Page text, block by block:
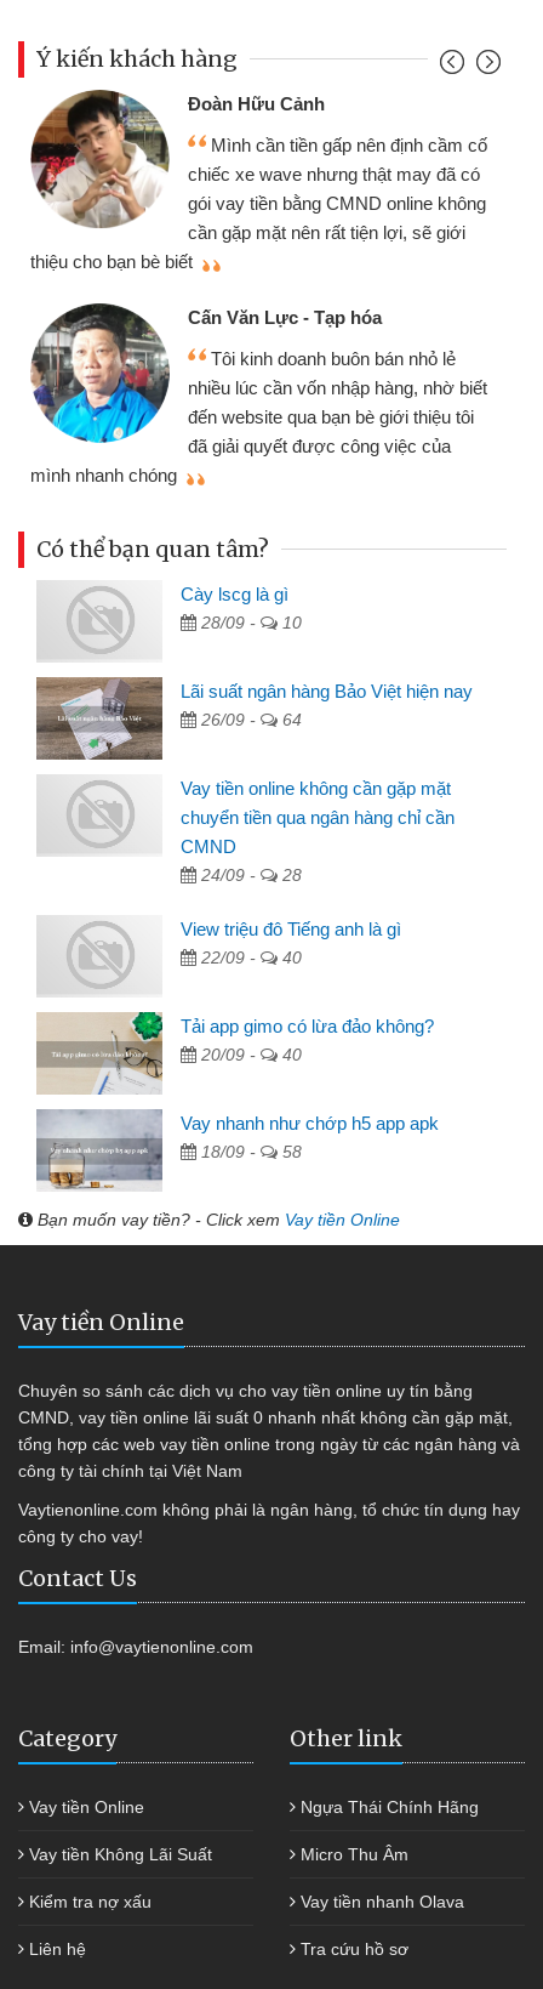
Ý kiến khách hàng
Đoàn Hữu Cảnh
Mình cần tiền gấp nên định cầm cố
chiếc xe wave nhưng thật may đã có
gói vay tiền bằng CMND online không
cần gặp mặt nên rất tiện lợi, sẽ giới
thiệu cho bạn bè biết
Cấn Văn Lực - Tạp hóa
Tôi kinh doanh buôn bán nhỏ lẻ
nhiều lúc cần vốn nhập hàng, nhờ biết
đến website qua bạn bè giới thiệu tôi
đã giải quyết được công việc của
mình nhanh chóng
Có thể bạn quan tâm?
Cày lscg là gì
28/09 - 10
Lãi suất ngân hàng Bảo Việt hiện nay
26/09 - 64
Vay tiền online không cần gặp mặt
chuyển tiền qua ngân hàng chỉ cần
CMND
24/09 - 28
View triệu đô Tiếng anh là gì
22/09 - 40
Tải app gimo có lừa đảo không?
20/09 - 40
Vay nhanh như chớp h5 app apk
18/09 - 58
Bạn muốn vay tiền? - Click xem Vay tiền Online
Vay tiền Online
Chuyên so sánh các dịch vụ cho vay tiền online uy tín bằng
CMND, vay tiền online lãi suất 0 nhanh nhất không cần gặp mặt,
tổng hợp các web vay tiền online trong ngày từ các ngân hàng và
công ty tài chính tại Việt Nam
Vaytienonline.com không phải là ngân hàng, tổ chức tín dụng hay
công ty cho vay!
Contact Us
Email: info@vaytienonline.com
Category
Vay tiền Online
Vay tiền Không Lãi Suất
Kiểm tra nợ xấu
Liên hệ
Other link
Ngựa Thái Chính Hãng
Micro Thu Âm
Vay tiền nhanh Olava
Tra cứu hồ sơ